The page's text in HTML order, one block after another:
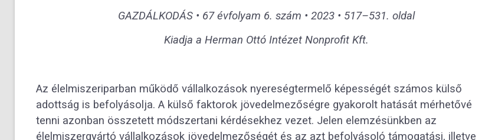
GAZDÁLKODÁS • 67 évfolyam 6. szám • 2023 • 517–531. oldal
Kiadja a Herman Ottó Intézet Nonprofit Kft.
Az élelmiszeriparban működő vállalkozások nyereségtermelő képességét számos külső
adottság is befolyásolja. A külső faktorok jövedelmezőségre gyakorolt hatását mérhetővé
tenni azonban összetett módszertani kérdésekhez vezet. Jelen elemzésünkben az
élelmiszergyártó vállalkozások jövedelmezőségét és az azt befolyásoló támogatási, illetve